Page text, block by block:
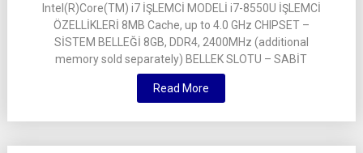
Intel(R)Core(TM) i7 İŞLEMCİ MODELİ i7-8550U İŞLEMCİ
ÖZELLİKLERİ 8MB Cache, up to 4.0 GHz CHIPSET –
SİSTEM BELLEĞİ 8GB, DDR4, 2400MHz (additional
memory sold separately) BELLEK SLOTU – SABİT
Read More